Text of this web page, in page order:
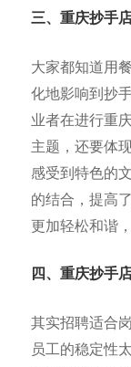
三、重庆抄手
大家都知道用
化地影响到抄
业者在进行重
主题，还要体
感受到特色的
的结合，提高
更加轻松和谐
四、重庆抄手
其实招聘适合
员工的稳定性